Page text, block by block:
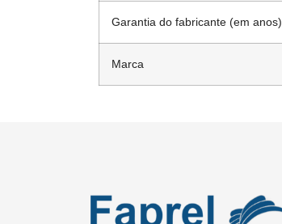
Garantia do fabricante (em anos)
Marca